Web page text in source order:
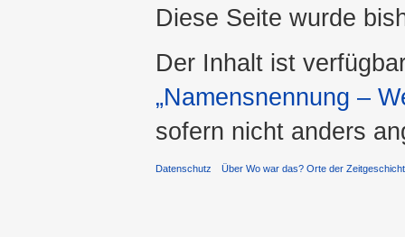
Diese Seite wurde
Der Inhalt ist
„Namensnennung –
sofern nicht anders
Datenschutz Über Wo war das? Orte der